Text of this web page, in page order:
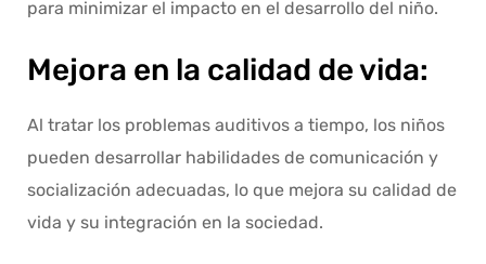
para minimizar el impacto en el desarrollo del niño.
Mejora en la calidad de vida:
Al tratar los problemas auditivos a tiempo, los niños
pueden desarrollar habilidades de comunicación y
socialización adecuadas, lo que mejora su calidad de
vida y su integración en la sociedad.